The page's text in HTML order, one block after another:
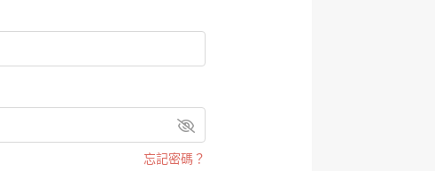
忘記密碼？